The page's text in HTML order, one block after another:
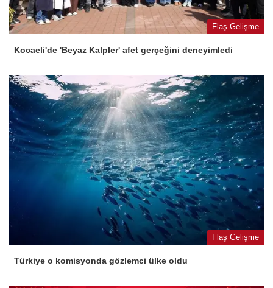
Flaş Gelişme
Kocaeli'de 'Beyaz Kalpler' afet gerçeğini deneyimledi
Flaş Gelişme
Türkiye o komisyonda gözlemci ülke oldu